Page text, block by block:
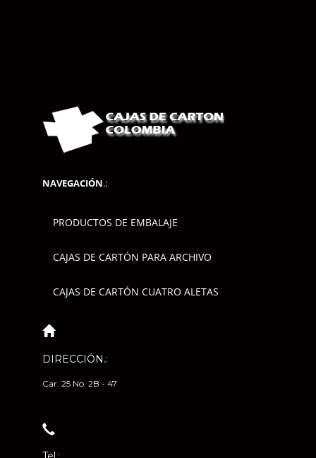
NAVEGACIÓN.:
PRODUCTOS DE EMBALAJE
CAJAS DE CARTÓN PARA ARCHIVO
CAJAS DE CARTÓN CUATRO ALETAS
DIRECCIÓN.:
Car. 25 No. 2B - 47